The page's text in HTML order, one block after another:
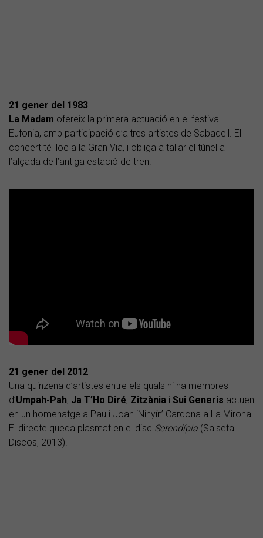
21 gener del 1983
La Madam ofereix la primera actuació en el festival
Eufonia, amb participació d’altres artistes de Sabadell. El
concert té lloc a la Gran Via, i obliga a tallar el túnel a
l’alçada de l’antiga estació de tren.
21 gener del 2012
Una quinzena d’artistes entre els quals hi ha membres
d’Umpah-Pah, Ja T’Ho Diré, Zitzània i Sui Generis actuen
en un homenatge a Pau i Joan ‘Ninyín’ Cardona a La Mirona.
El directe queda plasmat en el disc Serendípia (Salseta
Discos, 2013).